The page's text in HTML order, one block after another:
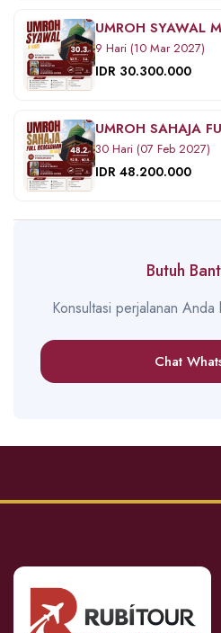
UMROH SYAWAL
9 Hari (10 Mar 2027)
IDR 30.300.000
UMROH SAHAJA
30 Hari (07 Feb 2027)
IDR 48.200.000
Butuh
Konsultasi perjalanan Anda
Chat